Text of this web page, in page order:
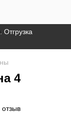
4
отзыв